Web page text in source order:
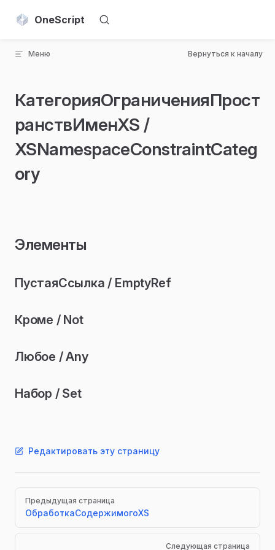
Skip to content
OneScript
Меню Вернуться к началу
КатегорияОграниченияПрост
ранствИменXS /
XSNamespaceConstraintCateg
ory
Элементы
ПустаяСсылка / EmptyRef
Кроме / Not
Любое / Any
Набор / Set
Редактировать эту страницу
Pager
Предыдущая страница
ОбработкаСодержимогоXS
Следующая страница